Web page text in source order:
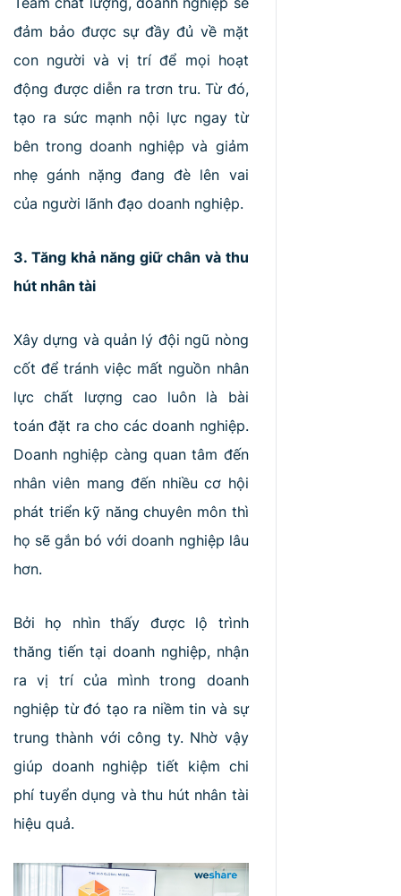
đảm bảo được sự đầy đủ về mặt
con người và vị trí để mọi hoạt
động được diễn ra trơn tru. Từ đó,
tạo ra sức mạnh nội lực ngay từ
bên trong doanh nghiệp và giảm
nhẹ gánh nặng đang đè lên vai
của người lãnh đạo doanh nghiệp.
3. Tăng khả năng giữ chân và thu
hút nhân tài
Xây dựng và quản lý đội ngũ nòng
cốt để tránh việc mất nguồn nhân
lực chất lượng cao luôn là bài
toán đặt ra cho các doanh nghiệp.
Doanh nghiệp càng quan tâm đến
nhân viên mang đến nhiều cơ hội
phát triển kỹ năng chuyên môn thì
họ sẽ gắn bó với doanh nghiệp lâu
hơn.
Bởi họ nhìn thấy được lộ trình
thăng tiến tại doanh nghiệp, nhận
ra vị trí của mình trong doanh
nghiệp từ đó tạo ra niềm tin và sự
trung thành với công ty. Nhờ vậy
giúp doanh nghiệp tiết kiệm chi
phí tuyển dụng và thu hút nhân tài
hiệu quả.